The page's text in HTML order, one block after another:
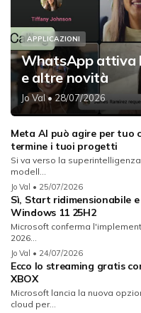
APPLICAZIONI
WhatsApp attiva
e altre novità
Jo Val• 28/07/2026
Meta AI può agire per tuo
termine i tuoi progetti
Si va verso la
modell...
Jo Val • 25/07/2026
Sì, Start ridimensionabile
Windows 11 25H2
Microsoft conferma
2026...
Jo Val • 24/07/2026
Ecco lo streaming gratis
XBOX
Microsoft lancia la nuova
cloud per...